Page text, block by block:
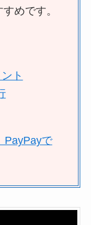
めです。
ト
PayPayで